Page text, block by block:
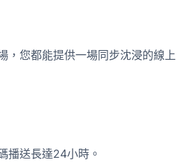
，您都能提供一場同步沈浸的線上
播送長達24小時。